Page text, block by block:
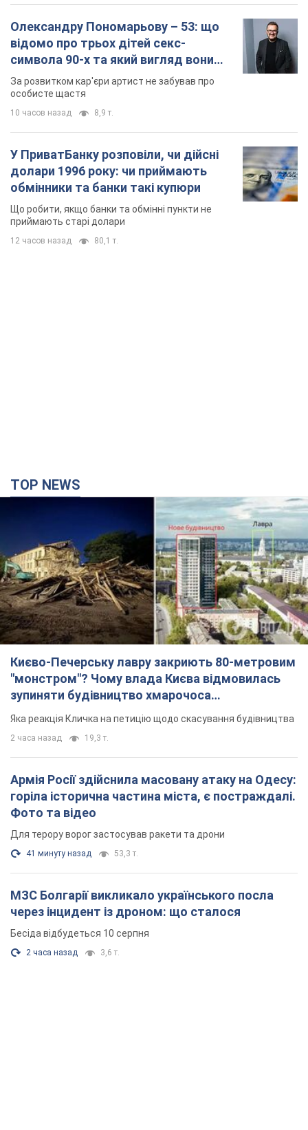
Олександру Пономарьову – 53: що
відомо про трьох дітей секс-
символа 90-х та який вигляд вони
мають
За розвитком кар'єри артист не забував про
особисте щастя
10 часов назад 8,9 т.
У ПриватБанку розповіли, чи дійсні
долари 1996 року: чи приймають
обмінники та банки такі купюри
Що робити, якщо банки та обмінні пункти не
приймають старі долари
12 часов назад 80,1 т.
TOP NEWS
Києво-Печерську лавру закриють 80-метровим
"монстром"? Чому влада Києва відмовилась
зупиняти будівництво хмарочоса
"московського вірянина"
Яка реакція Кличка на петицію щодо скасування будівництва
2 часа назад 19,3 т.
Армія Росії здійснила масовану атаку на Одесу:
горіла історична частина міста, є постраждалі.
Фото та відео
Для терору ворог застосував ракети та дрони
41 минуту назад 53,3 т.
МЗС Болгарії викликало українського посла
через інцидент із дроном: що сталося
Бесіда відбудеться 10 серпня
2 часа назад 3,6 т.